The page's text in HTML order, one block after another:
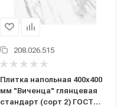
208.026.515
Плитка напольная 400x400
мм "Виченца" глянцевая
стандарт (сорт 2) ГОСТ